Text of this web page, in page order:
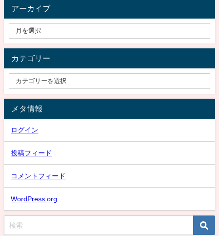
アーカイブ
カテゴリー
メタ情報
ログイン
投稿フィード
コメントフィード
WordPress.org